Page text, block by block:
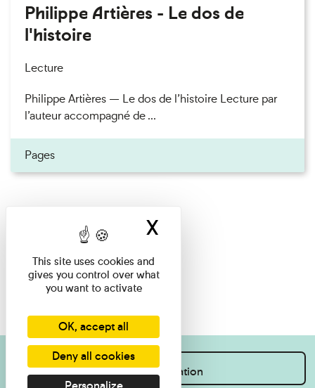
Philippe Artières - Le dos de
l'histoire
Lecture
Philippe Artières — Le dos de l’histoire Lecture par
l’auteur accompagné de ...
Pages
I want information
This site uses cookies and
gives you control over what
you want to activate
OK, accept all
Deny all cookies
X